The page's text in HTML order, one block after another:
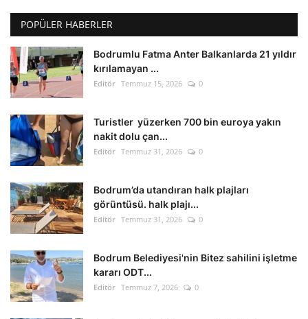
POPÜLER HABERLER
Bodrumlu Fatma Anter Balkanlarda 21 yıldır
kırılamayan ...
Editör Temmuz 15, 2026 0
Turistler yüzerken 700 bin euroya yakın
nakit dolu çan...
Editör Temmuz 31, 2026 0
Bodrum’da utandıran halk plajları
görüntüsü. halk plajı...
Editör Temmuz 31, 2026 0
Bodrum Belediyesi'nin Bitez sahilini işletme
kararı ODT...
Editör Temmuz 7, 2026 0